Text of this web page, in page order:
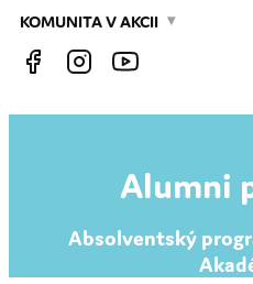
KOMUNITA V AKCII
Alumni
Absolventský